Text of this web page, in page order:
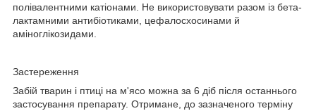
полівалентними катіонами. Не використовувати разом із бета-
лактамними антибіотиками, цефалосхосинами й
аміноглікозидами.
Застереження
Забій тварин і птиці на м'ясо можна за 6 діб після останнього
застосування препарату. Отримане, до зазначеного терміну